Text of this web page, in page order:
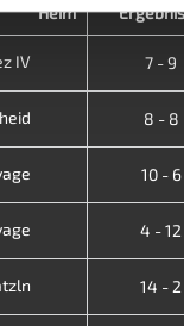
Heim
IV 7 - 9
8 - 8
10 - 6
4 - 12
14 - 2